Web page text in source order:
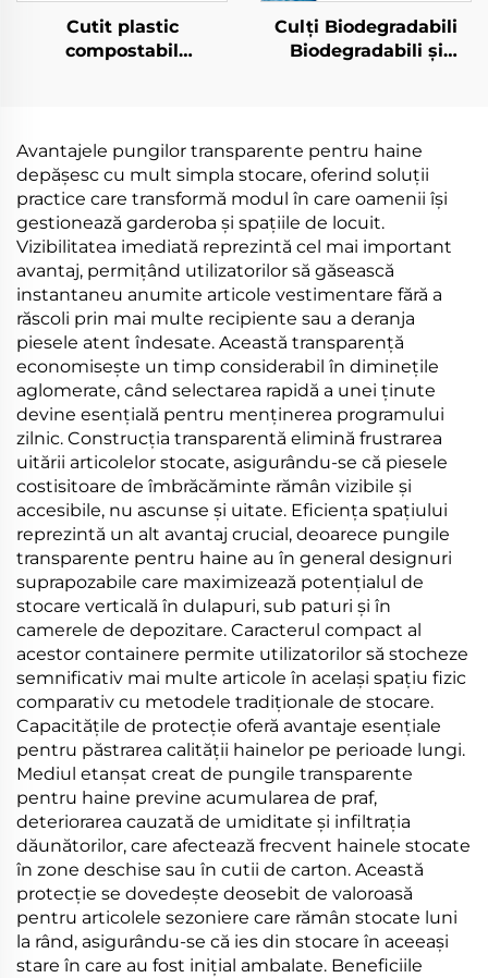
Cutit plastic
compostabil
amiloză
Culți Biodegradabili
Biodegradabili și
Avantajele pungilor transparente pentru haine
depășesc cu mult simpla stocare, oferind soluții
practice care transformă modul în care oamenii își
gestionează garderoba și spațiile de locuit.
Vizibilitatea imediată reprezintă cel mai important
avantaj, permițând utilizatorilor să găsească
instantaneu anumite articole vestimentare fără a
răscoli prin mai multe recipiente sau a deranja
piesele atent îndesate. Această transparență
economisește un timp considerabil în diminețile
aglomerate, când selectarea rapidă a unei ținute
devine esențială pentru menținerea programului
zilnic. Construcția transparentă elimină frustrarea
uitării articolelor stocate, asigurându-se că piesele
costisitoare de îmbrăcăminte rămân vizibile și
accesibile, nu ascunse și uitate. Eficiența spațiului
reprezintă un alt avantaj crucial, deoarece pungile
transparente pentru haine au în general designuri
suprapozabile care maximizează potențialul de
stocare verticală în dulapuri, sub paturi și în
camerele de depozitare. Caracterul compact al
acestor containere permite utilizatorilor să stocheze
semnificativ mai multe articole în același spațiu fizic
comparativ cu metodele tradiționale de stocare.
Capacitățile de protecție oferă avantaje esențiale
pentru păstrarea calității hainelor pe perioade lungi.
Mediul etanșat creat de pungile transparente
pentru haine previne acumularea de praf,
deteriorarea cauzată de umiditate și infiltrația
dăunătorilor, care afectează frecvent hainele stocate
în zone deschise sau în cutii de carton. Această
protecție se dovedește deosebit de valoroasă
pentru articolele sezoniere care rămân stocate luni
la rând, asigurându-se că ies din stocare în aceeași
stare în care au fost inițial ambalate. Beneficiile